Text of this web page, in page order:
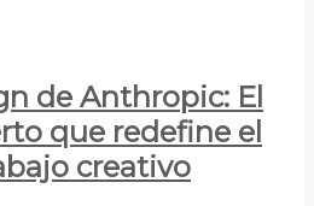
de Anthropic: El
que redefine el
creativo